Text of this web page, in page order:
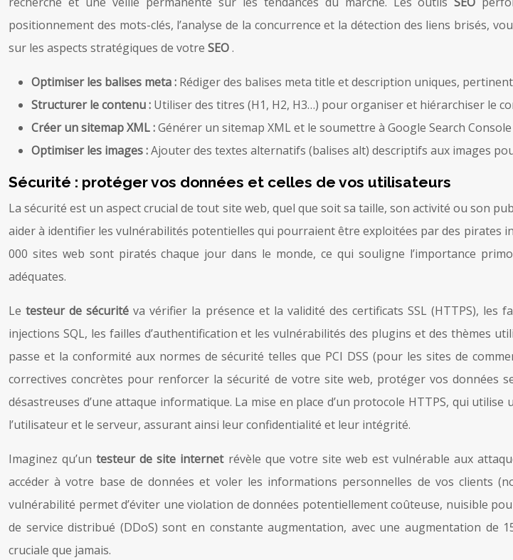
positionnement des mots-clés, l’analyse de la concurrence et la détection des liens brisés,
sur les aspects stratégiques de votre SEO.
Optimiser les balises meta : Rédiger des balises meta title et description uniques,
Structurer le contenu : Utiliser des titres (H1, H2, H3…) pour organiser et hiérarchiser le
Créer un sitemap XML :Générer un sitemap XML et le soumettre à Google Search
Optimiser les images :Ajouter des textes alternatifs (balises alt) descriptifs aux images
Sécurité : protéger vos données et celles de vos utilisateurs
La sécurité est un aspect crucial de tout site web, quel que soit sa taille, son activité ou son
aider à identifier les vulnérabilités potentielles qui pourraient être exploitées par des pirates
000 sites web sont piratés chaque jour dans le monde, ce qui souligne l’importance
adéquates.
Letesteur de sécuritéva vérifier la présence et la validité des certificats SSL (HTTPS), les
injections SQL, les failles d’authentification et les vulnérabilités des plugins et des thèmes
passe et la conformité aux normes de sécurité telles que PCI DSS (pour les sites de
correctives concrètes pour renforcer la sécurité de votre site web, protéger vos données
désastreuses d’une attaque informatique. La mise en place d’un protocole HTTPS, qui
l’utilisateur et le serveur, assurant ainsi leur confidentialité et leur intégrité.
Imaginez qu’untesteur de site internet révèle que votre site web est vulnérable aux
accéder à votre base de données et voler les informations personnelles de vos clients
vulnérabilité permet d’éviter une violation de données potentiellement coûteuse, nuisible
de service distribué (DDoS) sont en constante augmentation, avec une augmentation de
cruciale que jamais.